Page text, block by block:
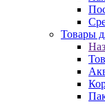
Товары